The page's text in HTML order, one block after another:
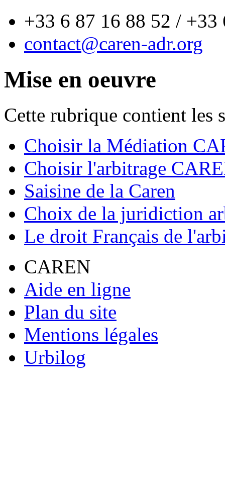
+33 6 87 16 88 52 / +33
contact@caren-adr.org
Mise en oeuvre
Cette rubrique contient les
Choisir la Médiation
Choisir l'arbitrage
Saisine de la Caren
Choix de la juridiction
Le droit Français de
CAREN
Aide en ligne
Plan du site
Mentions légales
Urbilog